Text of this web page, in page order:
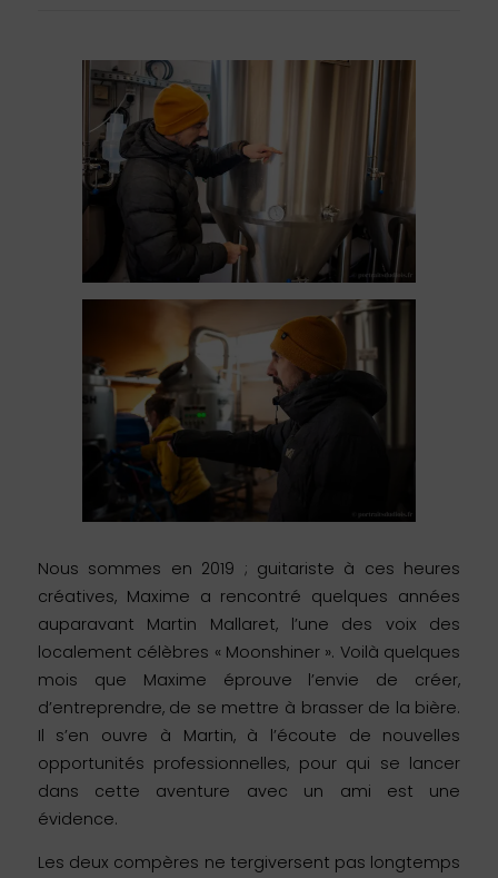
Nous sommes en 2019 ; guitariste à ces heures
créatives, Maxime a rencontré quelques années
auparavant Martin Mallaret, l’une des voix des
localement célèbres « Moonshiner ». Voilà quelques
mois que Maxime éprouve l’envie de créer,
d’entreprendre, de se mettre à brasser de la bière.
Il s’en ouvre à Martin, à l’écoute de nouvelles
opportunités professionnelles, pour qui se lancer
dans cette aventure avec un ami est une
évidence.
Les deux compères ne tergiversent pas longtemps